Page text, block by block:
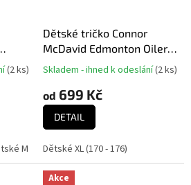
(2 ks)
M (136 - 152) Dětské L (158 - 164)
Dětské tričko Connor
McDavid Edmonton Oilers
NHL Captains Name and
Průměrné
produktu
je
5,0
5
hvězdiček.
Skladem - ihned k odeslání(2 ks)
od 699 Kč
DETAIL
Dětské XL (170 - 176)
Akce